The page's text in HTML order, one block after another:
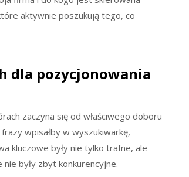
aktywnie poszukują tego, co
dla pozycjonowania
zaczyna się od właściwego doboru
wpisałby w wyszukiwarkę,
kluczowe były nie tylko trafne, ale
były zbyt konkurencyjne.